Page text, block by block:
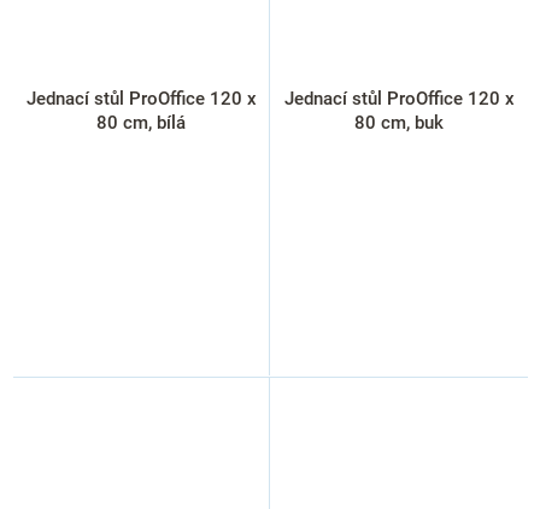
Jednací stůl ProOffice 120 x
80 cm, bílá
Jednací stůl ProOffice 120 x
80 cm, buk